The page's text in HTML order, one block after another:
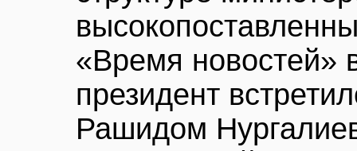
«Время
президент
Рашидом